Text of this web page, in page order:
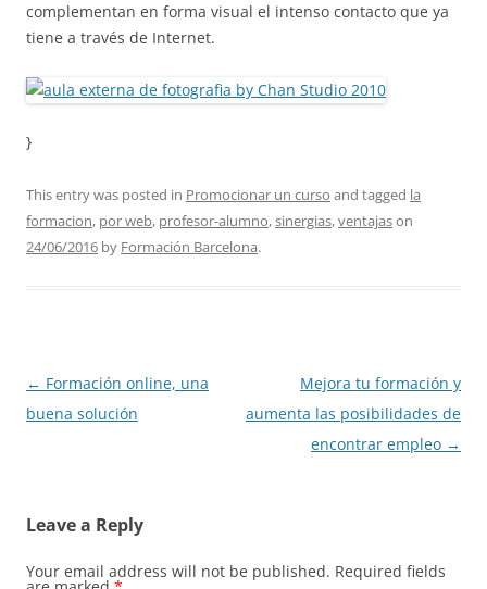
complementan en forma visual el intenso contacto que ya
tiene a través de Internet.
}
This entry was posted in Promocionar un curso and tagged la
formacion, por web, profesor-alumno,sinergias,ventajason
24/06/2016 by Formación Barcelona.
Post
navigation
← Formación online, una
buena solución
Mejora tu formación y
aumenta las posibilidades de
encontrar empleo →
Leave a Reply
Your email address will not be published. Required fields